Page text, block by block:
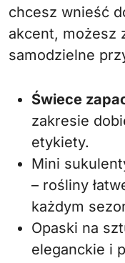
chcesz wnieść
akcent, możesz
samodzielne
Świece
zakresie
etykiety.
Mini
– rośliny
każdym
Opaski na
eleganckie i